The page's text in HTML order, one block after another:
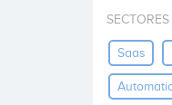
SECTORES
Saas